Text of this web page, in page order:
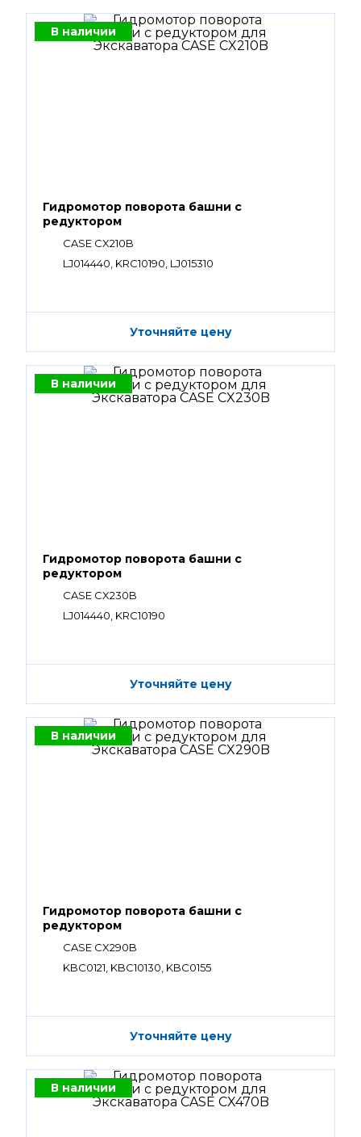
В наличии
Гидромотор поворота башни с
редуктором
CASE CX210B
LJ014440, KRC10190, LJ015310
Уточняйте цену
В наличии
Гидромотор поворота башни с
редуктором
CASE CX230B
LJ014440, KRC10190
Уточняйте цену
В наличии
Гидромотор поворота башни с
редуктором
CASE CX290B
KBC0121, KBC10130, KBC0155
Уточняйте цену
В наличии